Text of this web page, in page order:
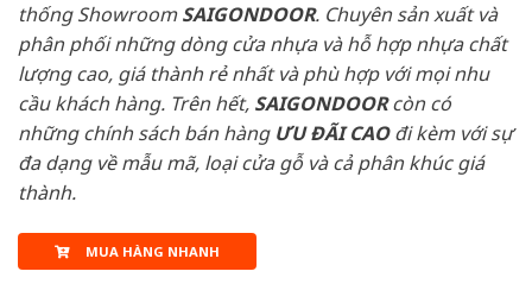
thống ShowroomSAIGONDOOR. Chuyên sản xuất và
phân phối những dòng cửa nhựa và hỗ hợp nhựa chất
lượng cao, giá thành rẻ nhất và phù hợp với mọi nhu
cầu khách hàng. Trên hết, SAIGONDOORcòn có
những chính sách bán hàng ƯU ĐÃI CAOđi kèm với sự
đa dạng về mẫu mã, loại cửa gỗ và cả phân khúc giá
thành.
MUA HÀNG NHANH